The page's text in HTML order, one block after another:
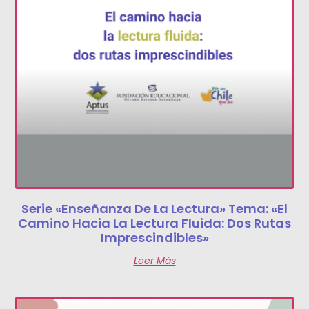
Serie «Enseñanza De La Lectura» Tema: «El
Camino Hacia La Lectura Fluida: Dos Rutas
Imprescindibles»
Leer Más